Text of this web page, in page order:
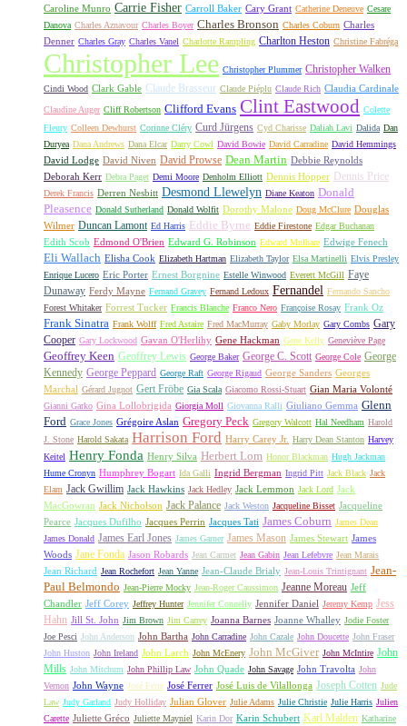
Caroline Munro Carrie Fisher Carroll Baker Cary Grant Catherine Deneuve Cesare
Danova Charles Aznavour Charles Boyer Charles Bronson Charles Coburn Charles
Denner Charles Gray Charles Vanel Charlotte Rampling Charlton Heston Christine Fabréga
Christopher Lee Christopher Plummer Christopher Walken
Cindi Wood Clark Gable Claude Brasseur Claude Piéplu Claude Rich Claudia Cardinale
Claudine Auger Cliff Robertson Clifford Evans Clint Eastwood Colette
Fleury Colleen Dewhurst Corinne Cléry Curd Jürgens Cyd Charisse Daliah Lavi Dalida Dan
Duryea Dana Andrews Dana Elcar Darry Cowl David Bowie David Carradine David Hemmings
David Lodge David Niven David Prowse Dean Martin Debbie Reynolds
Deborah Kerr Debra Paget Demi Moore Denholm Elliott Dennis Hopper Dennis Price
Derek Francis Derren Nesbitt Desmond Llewelyn Diane Keaton Donald
Pleasence Donald Sutherland Donald Wolfit Dorothy Malone Doug McClure Douglas
Wilmer Duncan Lamont Ed Harris Eddie Byrne Eddie Firestone Edgar Buchanan
Edith Scob Edmond O'Brien Edward G. Robinson Edward Mulhare Edwige Fenech
Eli Wallach Elisha Cook Elizabeth Hartman Elizabeth Taylor Elsa Martinelli Elvis Presley
Enrique Lucero Eric Porter Ernest Borgnine Estelle Winwood Everett McGill Faye
Dunaway Ferdy Mayne Fernand Gravey Fernand Ledoux Fernandel Fernando Sancho
Forest Whitaker Forrest Tucker Francis Blanche Franco Nero Françoise Rosay Frank Oz
Frank Sinatra Frank Wolff Fred Astaire Fred MacMurray Gaby Morlay Gary Combs Gary
Cooper Gary Lockwood Gavan O'Herlihy Gene Hackman Gene Kelly Geneviève Page
Geoffrey Keen Geoffrey Lewis George Baker George C. Scott George Cole George
Kennedy George Peppard George Raft George Rigaud George Sanders Georges
Marchal Gérard Jugnot Gert Fröbe Gia Scala Giacomo Rossi-Stuart Gian Maria Volonté
Gianni Garko Gina Lollobrigida Giorgia Moll Giovanna Ralli Giuliano Gemma Glenn
Ford Grace Jones Grégoire Aslan Gregory Peck Gregory Walcott Hal Needham Harold
J. Stone Harold Sakata Harrison Ford Harry Carey Jr. Harry Dean Stanton Harvey
Keitel Henry Fonda Henry Silva Herbert Lom Honor Blackman Hugh Jackman
Hume Cronyn Humphrey Bogart Ida Galli Ingrid Bergman Ingrid Pitt Jack Black Jack
Elam Jack Gwillim Jack Hawkins Jack Hedley Jack Lemmon Jack Lord Jack
MacGowran Jack Nicholson Jack Palance Jack Weston Jacqueline Bisset Jacqueline
Pearce Jacques Dufilho Jacques Perrin Jacques Tati James Coburn James Dean
James Donald James Earl Jones James Garner James Mason James Stewart James
Woods Jane Fonda Jason Robards Jean Carmet Jean Gabin Jean Lefebvre Jean Marais
Jean Richard Jean Rochefort Jean Yanne Jean-Claude Brialy Jean-Louis Trintignant Jean-
Paul Belmondo Jean-Pierre Mocky Jean-Roger Caussimon Jeanne Moreau Jeff
Chandler Jeff Corey Jeffrey Hunter Jennifer Connelly Jennifer Daniel Jeremy Kemp Jess
Hahn Jill St. John Jim Brown Jim Carrey Joanna Barnes Joanne Whalley Jodie Foster
Joe Pesci John Anderson John Bartha John Carradine John Cazale John Doucette John Fraser
John Huston John Ireland John Larch John McEnery John McGiver John McIntire John
Mills John Mitchum John Phillip Law John Quade John Savage John Travolta John
Vernon John Wayne José Ferre José Ferrer José Luis de Vilallonga Joseph Cotten Jude
Law Judy Garland Judy Holliday Julian Glover Julie Adams Julie Christie Julie Harris Julien
Carette Juliette Gréco Juliette Mayniel Karin Dor Karin Schubert Karl Malden Katharine